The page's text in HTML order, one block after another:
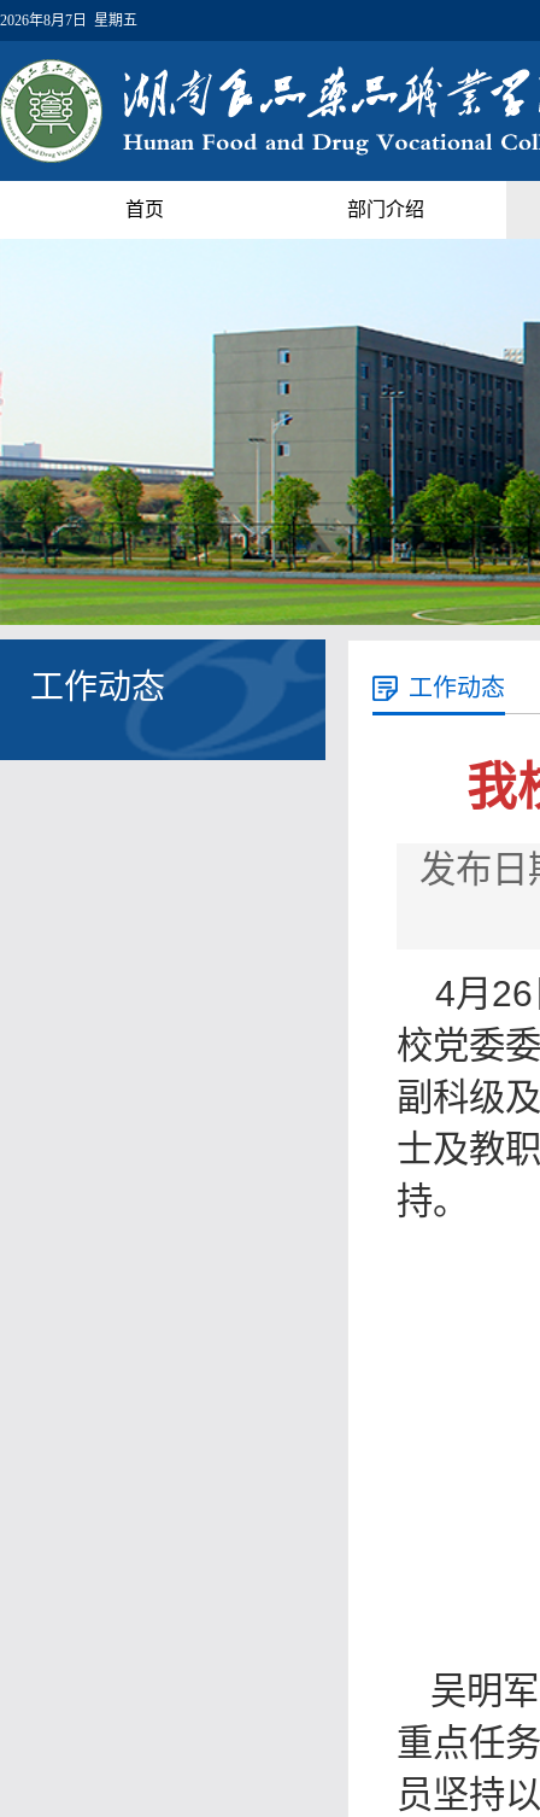
2026年8月7日 星期五
首页 部门介绍
工作动态 工作动态
我
发布
4月
校党委
副科级
士及教
持。
吴明
重点任
员坚持